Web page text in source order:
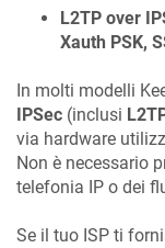
L2TP over
Xauth PSK,
In molti modelli
IPSec (inclusi
via hardware
Non è necessario
telefonia IP o dei
Se il tuo ISP ti